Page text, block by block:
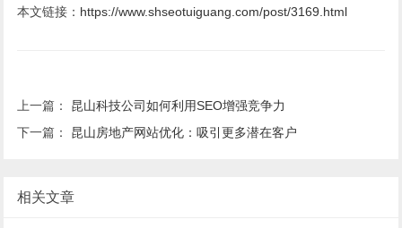
本文链接： https://www.shseotuiguang.com/post/3169.html
上一篇： 昆山科技公司如何利用SEO增强竞争力
下一篇： 昆山房地产网站优化：吸引更多潜在客户
相关文章